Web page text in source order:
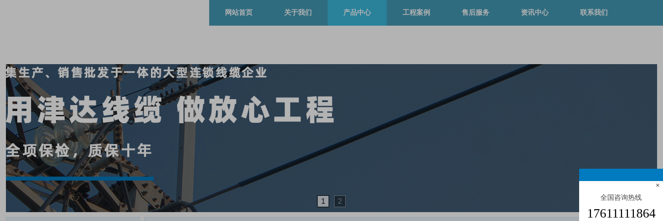
×
全国咨询热线
17611111864
网站首页 关于我们 产品中心 工程案例 售后服务 资讯中心 联系我们
1 2